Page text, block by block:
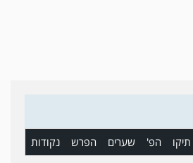
תיקו הפ' שערים הפרש נקודות